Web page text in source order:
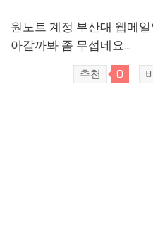
원노트 계정 부산대 웹메
아갈까봐 좀 무섭네요...
추천 0